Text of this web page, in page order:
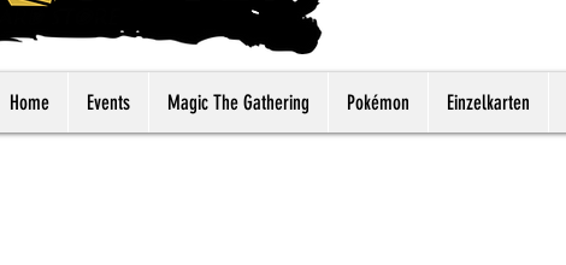
Home Events Magic The Gathering Pokémon Einzelkarten